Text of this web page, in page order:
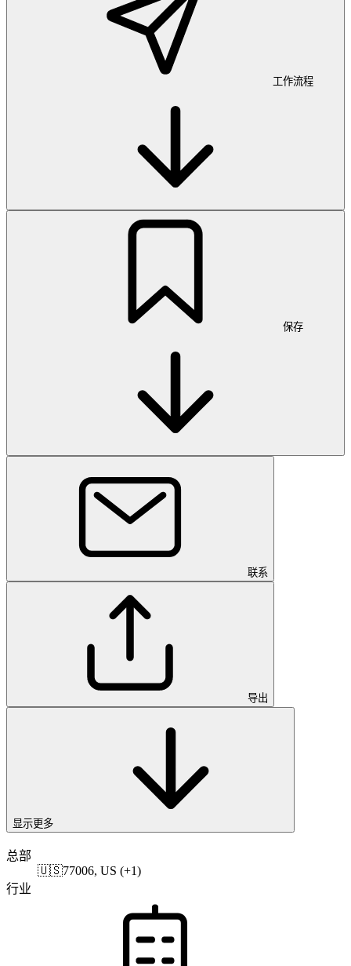
工作流程
保存
联系
导出
显示更多
总部
🇺🇸77006, US (+1)
行业